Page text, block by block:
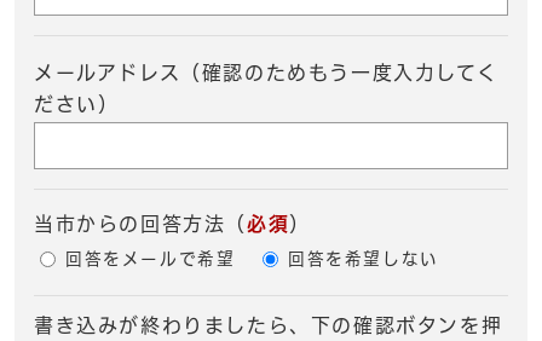
メールアドレス（確認のためもう一度入力してく
ださい）
当市からの回答方法 （ 必須）
回答をメールで希望 回答を希望しない
書き込みが終わりましたら、下の確認ボタンを押